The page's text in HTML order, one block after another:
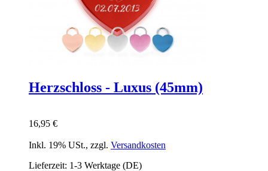
Herzschloss - Luxus (45mm)
16,95 €
Inkl. 19% USt., zzgl. Versandkosten
Lieferzeit: 1-3 Werktage (DE)